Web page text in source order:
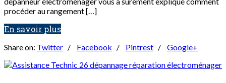
procéder au rangement […]
En savoir plus
Share on: Twitter / Facebook / Pintrest / Google+